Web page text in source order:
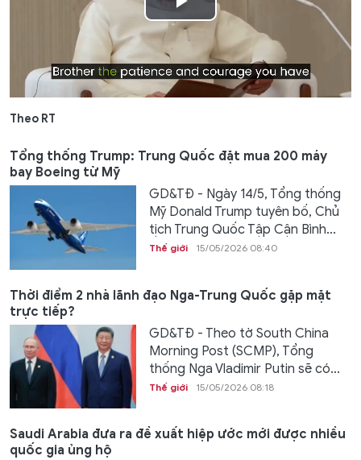
Play
Video
Theo RT
Tổng thống Trump: Trung Quốc đặt mua 200 máy
bay Boeing từ Mỹ
GD&TĐ - Ngày 14/5, Tổng thống
Mỹ Donald Trump tuyên bố, Chủ
tịch Trung Quốc Tập Cận Bình...
Thế giới 15/05/2026 08:40
Thời điểm 2 nhà lãnh đạo Nga-Trung Quốc gặp mặt
trực tiếp?
GD&TĐ - Theo tờ South China
Morning Post (SCMP), Tổng
thống Nga Vladimir Putin sẽ có...
Thế giới 15/05/2026 08:18
Saudi Arabia đưa ra đề xuất hiệp ước mới được nhiều
quốc gia ủng hộ